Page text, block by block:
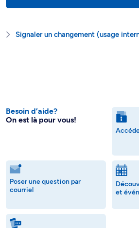
Poser une question par
courriel
et
Communiquer avec nous
par téléphone